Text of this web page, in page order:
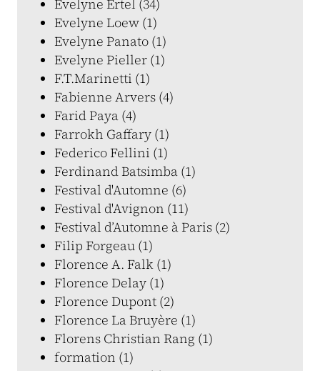
Evelyne Ertel (34)
Evelyne Loew (1)
Evelyne Panato (1)
Evelyne Pieller (1)
F.T.Marinetti (1)
Fabienne Arvers (4)
Farid Paya (4)
Farrokh Gaffary (1)
Federico Fellini (1)
Ferdinand Batsimba (1)
Festival d'Automne (6)
Festival d'Avignon (11)
Festival d’Automne à Paris (2)
Filip Forgeau (1)
Florence A. Falk (1)
Florence Delay (1)
Florence Dupont (2)
Florence La Bruyère (1)
Florens Christian Rang (1)
formation (1)